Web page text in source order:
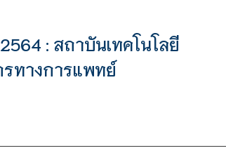
: สถาบันเทคโนโลยี
ทางการแพทย์